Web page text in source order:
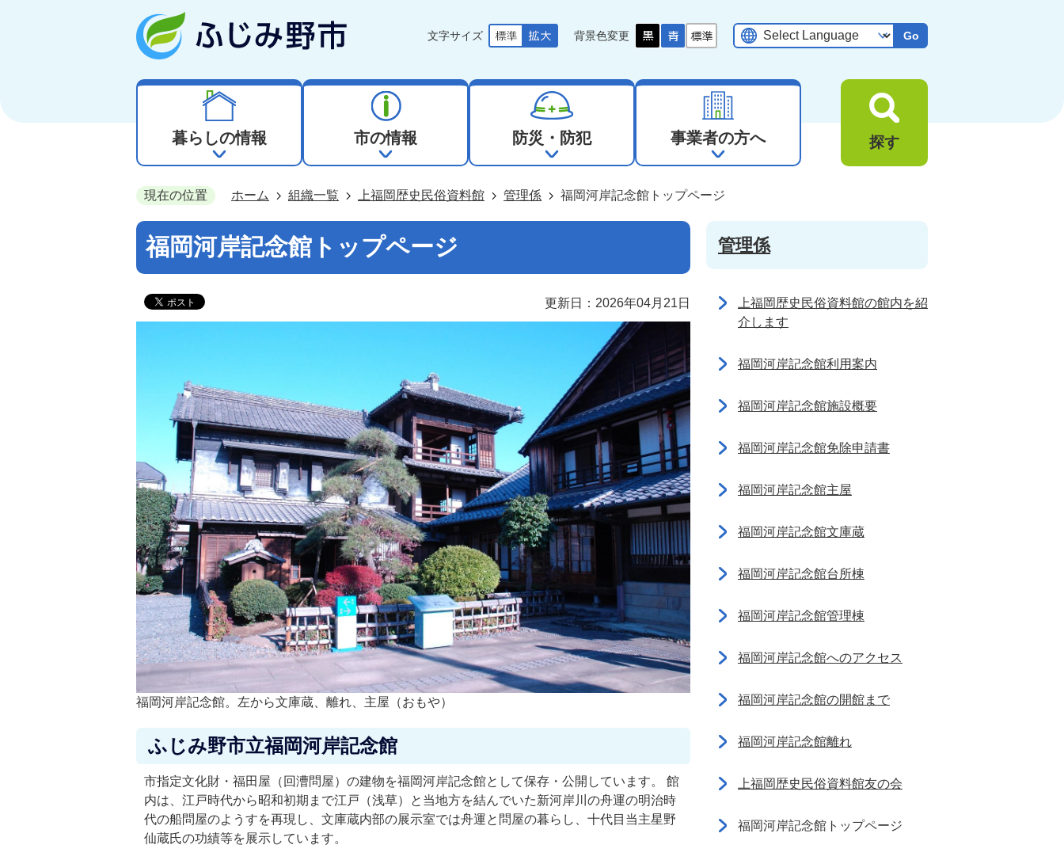
文字サイズ 背景色変更 Go
暮らしの情報 市の情報 防災・防犯 事業者の方へ 探す
現在の位置 ホーム 組織一覧 上福岡歴史民俗資料館 管理係 福岡河岸記念館トップページ
福岡河岸記念館トップページ
更新日：2026年04月21日
福岡河岸記念館。左から文庫蔵、離れ、主屋（おもや）
ふじみ野市立福岡河岸記念館
市指定文化財・福田屋（回漕問屋）の建物を福岡河岸記念館として保存・公開しています。 館
内は、江戸時代から昭和初期まで江戸（浅草）と当地方を結んでいた新河岸川の舟運の明治時
代の船問屋のようすを再現し、文庫蔵内部の展示室では舟運と問屋の暮らし、十代目当主星野
仙蔵氏の功績等を展示しています。
管理係
上福岡歴史民俗資料館の館内を紹
介します
福岡河岸記念館利用案内
福岡河岸記念館施設概要
福岡河岸記念館免除申請書
福岡河岸記念館主屋
福岡河岸記念館文庫蔵
福岡河岸記念館台所棟
福岡河岸記念館管理棟
福岡河岸記念館へのアクセス
福岡河岸記念館の開館まで
福岡河岸記念館離れ
上福岡歴史民俗資料館友の会
福岡河岸記念館トップページ